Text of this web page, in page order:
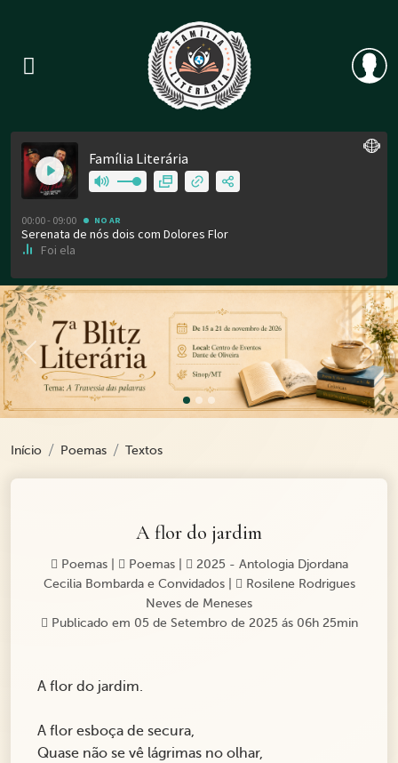
Previous
Início Poemas Textos
A flor do jardim
Poemas| Poemas|
2025 - Antologia Djordana
Cecilia Bombarda e Convidados|
Rosilene Rodrigues
Neves de Meneses
Publicado em 05 de Setembro de 2025 ás 06h 25min
A flor do jardim.
A flor esboça de secura,
Quase não se vê lágrimas no olhar,